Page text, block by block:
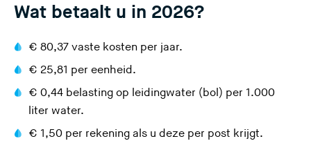
e
Wat betaalt u in 2026?
€ 80,37 vaste kosten per jaar.
€ 25,81 per eenheid.
€ 0,44 belasting op leidingwater (bol) per 1.000
liter water.
€ 1,50 per rekening als u deze per post krijgt.